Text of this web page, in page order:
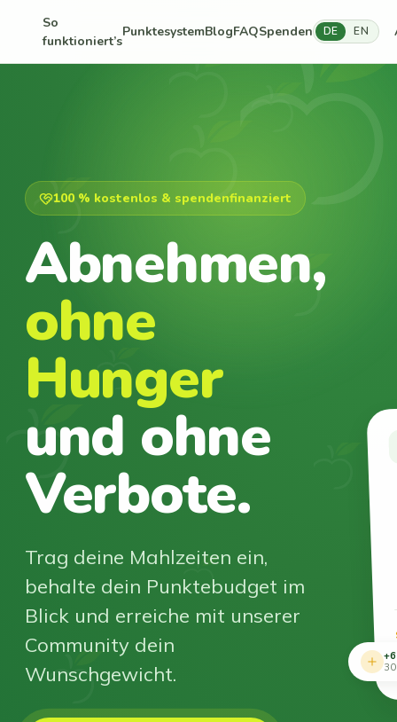
So
funktioniert’s
PunktesystemBlogFAQSpenden DE EN
100 % kostenlos & spendenfinanziert
Abnehmen,
ohne
Hunger
und ohne
Verbote.
Trag deine Mahlzeiten ein,
behalte dein Punktebudget im
Blick und erreiche mit unserer
Community dein
Wunschgewicht.